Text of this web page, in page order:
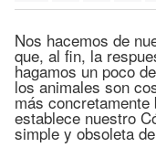
Nos hacemos de
que, al fin, la
hagamos un poco
los animales son
más
establece nuestro
simple y obsoleta